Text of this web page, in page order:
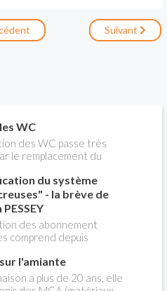
Suivant
WC
des WC passe très
le remplacement du
du système
- la brève de
des abonnement
comprend depuis
creuses. Aujourd'hui
vous explique tout
savoir sur la nouvelle
l'amiante
a plus de 20 ans, elle